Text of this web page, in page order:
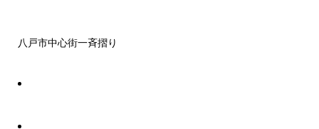
八戸市中心街一斉摺り